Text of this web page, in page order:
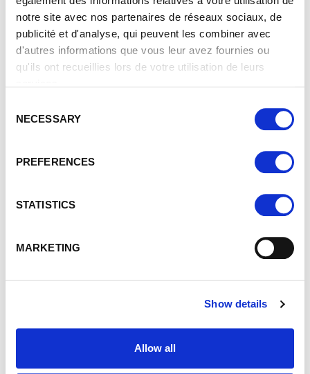
notre site avec nos partenaires de réseaux sociaux, de
publicité et d'analyse, qui peuvent les combiner avec
d'autres informations que vous leur avez fournies ou
qu'ils ont recueillies lors de votre utilisation de leurs
NECESSARY
PREFERENCES
STATISTICS
MARKETING
Show details
Allow all
POWERED BY LUXEXPO
EN SAVOIR PLUS